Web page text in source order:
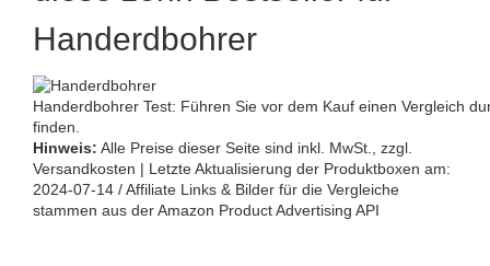
Handerdbohrer
Handerdbohrer Test: Führen Sie vor dem Kauf einen Vergleich
finden.
Hinweis: Alle Preise dieser Seite sind inkl. MwSt., zzgl.
Versandkosten | Letzte Aktualisierung der Produktboxen am:
2024-07-14 / Affiliate Links & Bilder für die Vergleiche
stammen aus der Amazon Product Advertising API